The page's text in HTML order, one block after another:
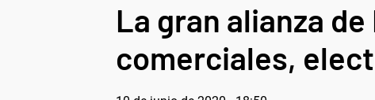
La gran alianza
comerciales,